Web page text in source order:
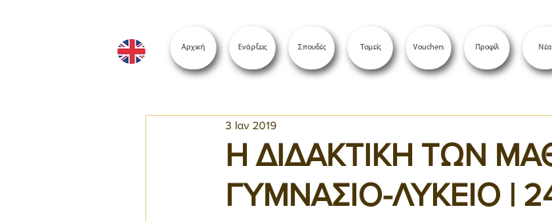
Αρχική Ενάρξεις Σπουδές Τομείς Vouchers Προφίλ Νέα
Η ΔΙΔΑΚΤΙΚΗ ΤΩΝ
ΓΥΜΝΑΣΙΟ-ΛΥΚΕΙΟ |
3 Ιαν 2019